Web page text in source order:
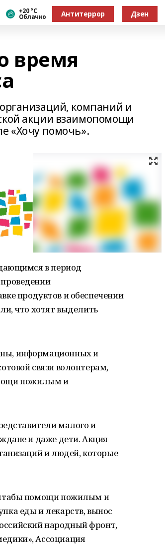
+20 °С
Облачно Антитеррор Дзен
время
компаний и
акции взаимопомощи
«Хочу помочь».
в период
продуктов и обеспечении
что хотят выделить
информационных и
связи волонтерам,
пожилым и
малого и
и даже дети. Акция
и людей, которые
штабы помощи пожилым и
еды и лекарств, вынос
народный фронт,
Ассоциация